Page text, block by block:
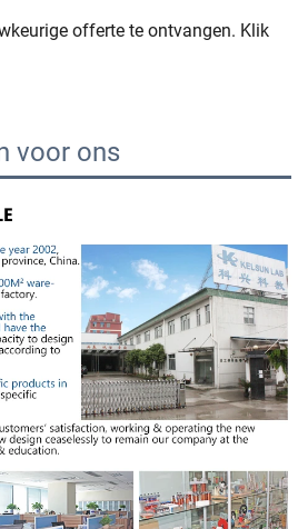
offerte te ontvangen. Klik
voor ons